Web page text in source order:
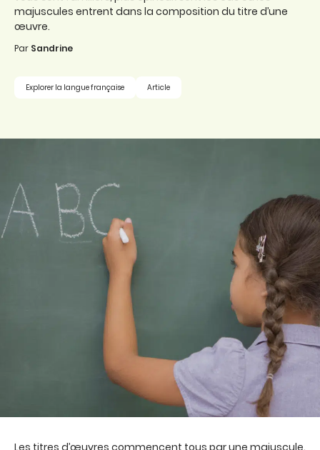
majuscules entrent dans la composition du titre d’une
œuvre.
Par Sandrine
Explorer la langue française Article
Les titres d’œuvres commencent tous par une majuscule.